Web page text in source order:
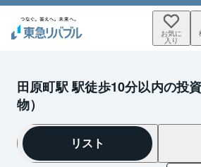
お気に
入り
田原町駅 駅徒歩10分以内の投
物）
リスト